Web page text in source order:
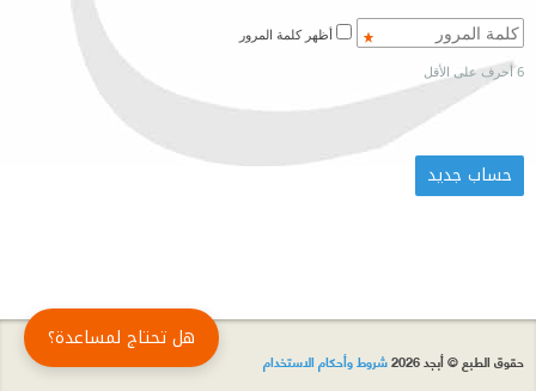
6 أحرف على الأقل
حقوق الطبع © أبجد 2026 شروط وأحكام الاستخدام
هل تحتاج لمساعدة؟